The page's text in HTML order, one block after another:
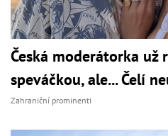
Česká moderátorka už
speváčkou, ale... Čelí
Zahraniční prominenti